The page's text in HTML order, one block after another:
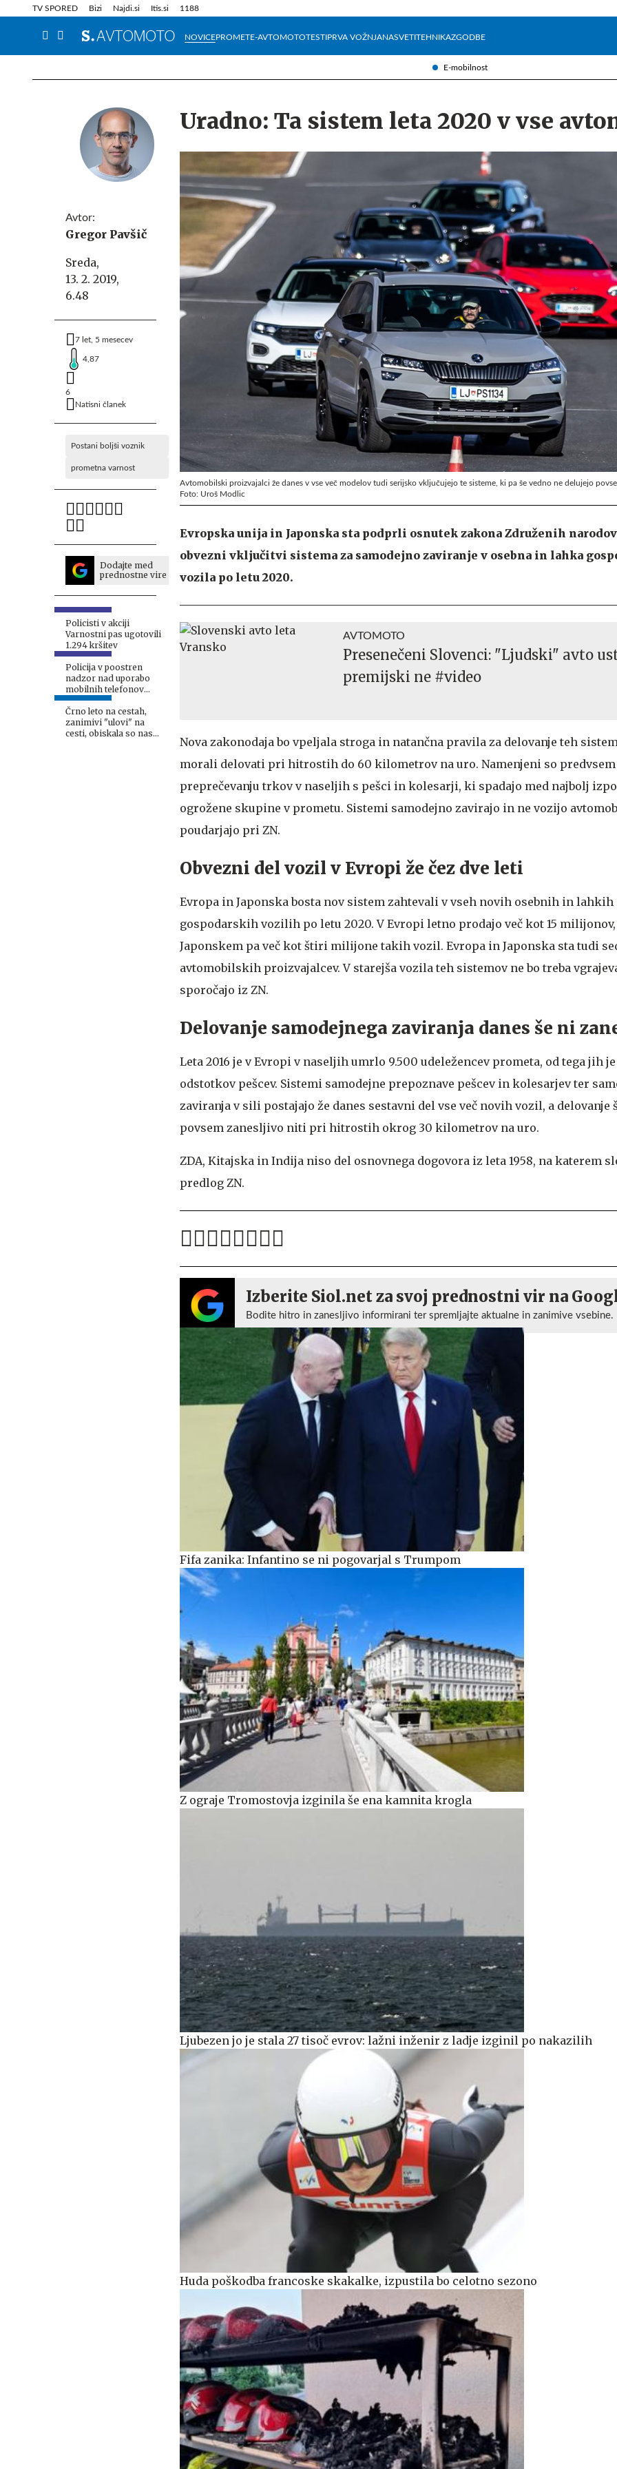
E-mobilnost
TV SPORED Bizi Najdi.si Itis.si 1188
NOVICEPROMETE-AVTOMOTOTESTIPRVA VOŽNJANASVETITEHNIKAZGODBE
Info in obvestila Tehnik
Avtor:
Gregor Pavšič
Sreda,
13. 2. 2019,
6.48
7 let, 5 mesecev
4,87
6
Natisni članek
Postani boljši voznik
prometna varnost
Dodajte med
prednostne vire
Policisti v akciji
Varnostni pas ugotovili
1.294 kršitev
Policija v poostren
nadzor nad uporabo
mobilnih telefonov
med vožnjo
Črno leto na cestah,
zanimivi "ulovi" na
cesti, obiskala so nas
Uradno: Ta sistem leta 2020 v vse
Avtomobilski proizvajalci že danes v vse več modelov tudi serijsko vključujejo te sisteme, ki pa še vedno ne delujejo
Foto: Uroš Modlic
Evropska unija in Japonska sta podprli osnutek zakona Združenih
obvezni vključitvi sistema za samodejno zaviranje v osebna in lahka
vozila po letu 2020.
AVTOMOTO
Presenečeni Slovenci: "Ljudski" avto
premijski ne #video
Nova zakonodaja bo vpeljala stroga in natančna pravila za delovanje teh
morali delovati pri hitrostih do 60 kilometrov na uro. Namenjeni so predvsem
preprečevanju trkov v naseljih s pešci in kolesarji, ki spadajo med najbolj
ogrožene skupine v prometu. Sistemi samodejno zavirajo in ne vozijo
poudarjajo pri ZN.
Obvezni del vozil v Evropi že čez dve leti
Evropa in Japonska bosta nov sistem zahtevali v vseh novih osebnih in lahkih
gospodarskih vozilih po letu 2020. V Evropi letno prodajo več kot 15
Japonskem pa več kot štiri milijone takih vozil. Evropa in Japonska sta tudi
avtomobilskih proizvajalcev. V starejša vozila teh sistemov ne bo treba
sporočajo iz ZN.
Delovanje samodejnega zaviranja danes še ni
Leta 2016 je v Evropi v naseljih umrlo 9.500 udeležencev prometa, od tega jih
odstotkov pešcev. Sistemi samodejne prepoznave pešcev in kolesarjev ter
zaviranja v sili postajajo že danes sestavni del vse več novih vozil, a delovanje
povsem zanesljivo niti pri hitrostih okrog 30 kilometrov na uro.
ZDA, Kitajska in Indija niso del osnovnega dogovora iz leta 1958, na katerem
predlog ZN.
Izberite Siol.net za svoj prednostni vir na
Bodite hitro in zanesljivo informirani ter spremljajte aktualne in zanimive vsebine.
Fifa zanika: Infantino se ni pogovarjal s Trumpom
Z ograje Tromostovja izginila še ena kamnita krogla
Ljubezen jo je stala 27 tisoč evrov: lažni inženir z ladje izginil po nakazilih
Huda poškodba francoske skakalke, izpustila bo celotno sezono